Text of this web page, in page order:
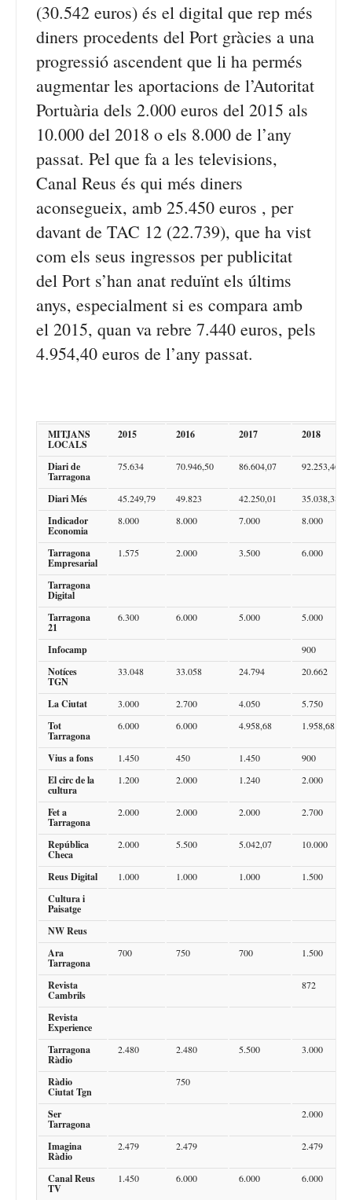
(30.542 euros) és el digital que rep més
diners procedents del Port gràcies a una
progressió ascendent que li ha permés
augmentar les aportacions de l’Autoritat
Portuària dels 2.000 euros del 2015 als
10.000 del 2018 o els 8.000 de l’any
passat. Pel que fa a les televisions,
Canal Reus és qui més diners
aconsegueix, amb 25.450 euros , per
davant de TAC 12 (22.739), que ha vist
com els seus ingressos per publicitat
del Port s’han anat reduïnt els últims
anys, especialment si es compara amb
el 2015, quan va rebre 7.440 euros, pels
4.954,40 euros de l’any passat.
MITJANS
LOCALS
2015 2016 2017 2018
Diari de
Tarragona
75.634 70.946,50 86.604,07 92.253,46
Diari Més 45.249,79 49.823 42.250,01 35.038,38
Indicador
Economia
8.000 8.000 7.000 8.000
Tarragona
Empresarial
1.575 2.000 3.500 6.000
Tarragona
Digital
Tarragona
21
6.300 6.000 5.000 5.000
Infocamp 900
Notíces
TGN
33.048 33.058 24.794 20.662
La Ciutat 3.000 2.700 4.050 5.750
Tot
Tarragona
6.000 6.000 4.958,68 1.958,68
Vius a fons 1.450 450 1.450 900
El circ de la
cultura
1.200 2.000 1.240 2.000
Fet a
Tarragona
2.000 2.000 2.000 2.700
República
Checa
2.000 5.500 5.042,07 10.000
Reus Digital 1.000 1.000 1.000 1.500
Cultura i
Paisatge
NW Reus
Ara
Tarragona
700 750 700 1.500
Revista
Cambrils
872
Revista
Experience
Tarragona
Ràdio
2.480 2.480 5.500 3.000
Ràdio
Ciutat Tgn
750
Ser
Tarragona
2.000
Imagina
Ràdio
2.479 2.479 2.479
Canal Reus
TV
1.450 6.000 6.000 6.000